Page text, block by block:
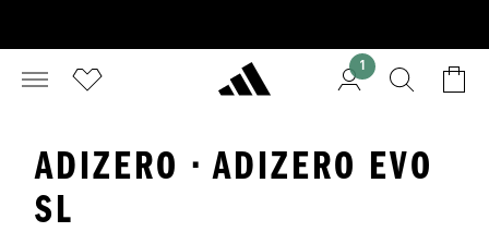
1
ADIZERO · ADIZERO EVO
SL